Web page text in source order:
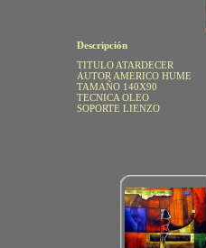
Descripción
TITULO ATARDECER
AUTOR AMERICO HUME
TAMAÑO 140X90
TECNICA OLEO
SOPORTE LIENZO